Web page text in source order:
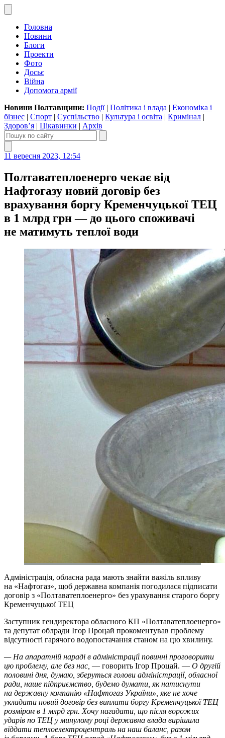
Головна
Новини
Блоги
Проекти
Фото
Досьє
Війна
Допомога армії
Новини Полтавщини: Події| Політика і влада | Економіка і
бізнес | Спорт | Суспільство | Культура і освіта | Кримінал |
Здоров’я | Цікавинки | Архів
11 вересня 2023, 12:54
Полтаватеплоенерго чекає від
Нафтогазу новий договір без
врахування боргу Кременчуцької ТЕЦ
в 1 млрд грн — до цього споживачі
не матимуть теплої води
Адміністрація, обласна рада мають знайти важіль впливу
на «Нафтогаз», щоб державна компанія погодилася підписати
договір з «Полтаватеплоенерго» без урахування старого боргу
Кременчуцької ТЕЦ
Заступник гендиректора обласного КП «Полтаватеплоенерго»
та депутат облради Ігор Процай прокоментував проблему
відсутності гарячого водопостачання станом на цю хвилину.
— На апаратній нараді в адміністрації повинні проговорити
цю проблему, але без нас, — говорить Ігор Процай. — О другій
половині дня, думаю, зберуться голови адміністрації, обласної
ради, наше підприємство, будемо думати, як натиснути
на державну компанію «Нафтогаз України», яке не хоче
укладати новий договір без виплати боргу Кременчуцької ТЕЦ
розміром в 1 млрд грн. Хочу нагадати, що після ворожих
ударів по ТЕЦ у минулому році державна влада вирішила
віддати теплоелектроцентраль на наш баланс, разом